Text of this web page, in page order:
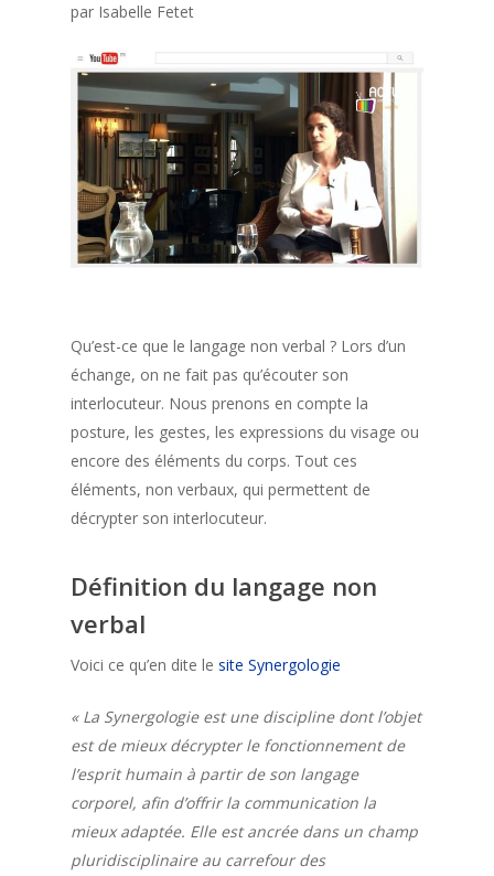
par Isabelle Fetet
Qu’est-ce que le langage non verbal ? Lors d’un
échange, on ne fait pas qu’écouter son
interlocuteur. Nous prenons en compte la
posture, les gestes, les expressions du visage ou
encore des éléments du corps. Tout ces
éléments, non verbaux, qui permettent de
décrypter son interlocuteur.
Définition du langage non
verbal
Voici ce qu’en dite le site Synergologie
« La Synergologie est une discipline dont l’objet
est de mieux décrypter le fonctionnement de
l’esprit humain à partir de son langage
corporel, afin d’offrir la communication la
mieux adaptée. Elle est ancrée dans un champ
pluridisciplinaire au carrefour des